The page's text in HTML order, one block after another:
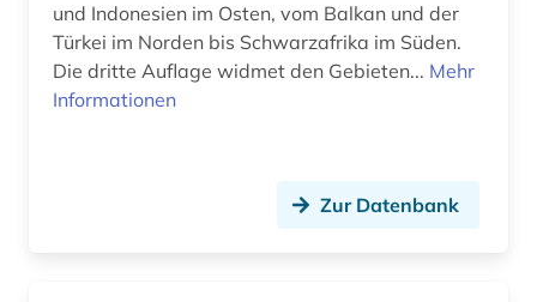
und Indonesien im Osten, vom Balkan und der
Türkei im Norden bis Schwarzafrika im Süden.
Die dritte Auflage widmet den Gebieten... Mehr
Informationen
Zur Datenbank